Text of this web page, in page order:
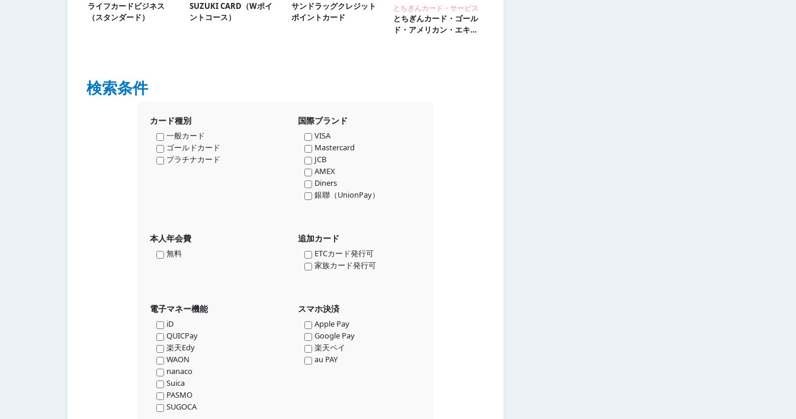
ライフカードビジネス
（スタンダード）
SUZUKI CARD（Wポイ
ントコース）
サンドラッグクレジット
ポイントカード
とちぎんカード・サービス
とちぎんカード・ゴール
ド・アメリカン・エキス
検索条件
カード種別
一般カード
ゴールドカード
プラチナカード
国際ブランド
VISA
Mastercard
JCB
AMEX
Diners
銀聯（UnionPay）
本人年会費
無料
追加カード
ETCカード発行可
家族カード発行可
電子マネー機能
iD
QUICPay
楽天Edy
WAON
nanaco
Suica
PASMO
SUGOCA
スマホ決済
Apple Pay
Google Pay
楽天ペイ
au PAY